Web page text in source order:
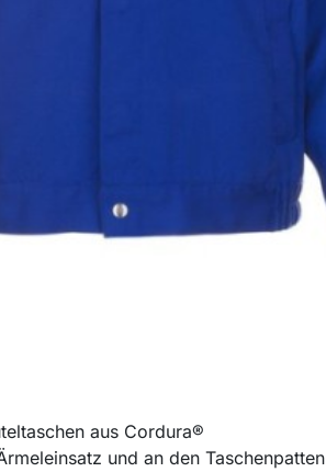
aus Cordura®
und an den Taschenpatten